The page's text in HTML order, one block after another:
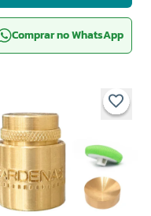
Comprar no WhatsApp